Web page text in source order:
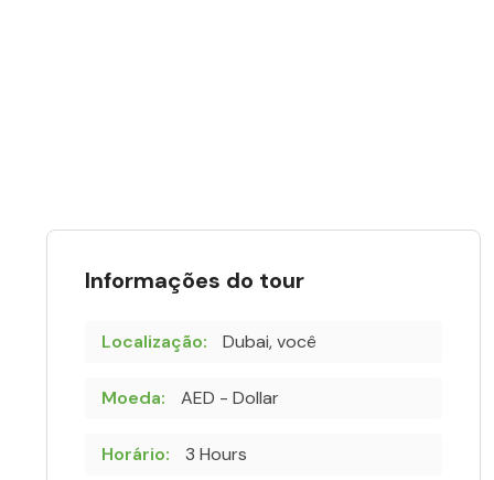
Informações do tour
Localização: Dubai, você
Moeda: AED - Dollar
Horário: 3 Hours